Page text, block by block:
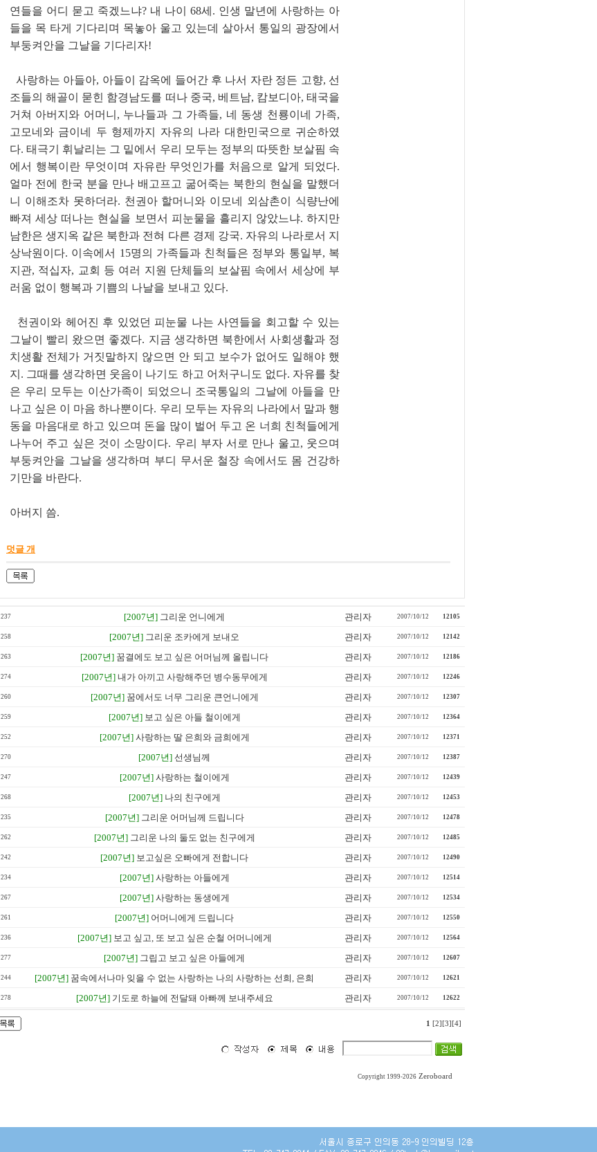
연들을 어디 묻고 죽겠느냐? 내 나이 68세. 인생 말년에 사랑하는 아
들을 목 타게 기다리며 목놓아 울고 있는데 살아서 통일의 광장에서
부둥켜안을 그날을 기다리자!
사랑하는 아들아, 아들이 감옥에 들어간 후 나서 자란 정든 고향, 선
조들의 해골이 묻힌 함경남도를 떠나 중국, 베트남, 캄보디아, 태국을
거쳐 아버지와 어머니, 누나들과 그 가족들, 네 동생 천룡이네 가족,
고모네와 금이네 두 형제까지 자유의 나라 대한민국으로 귀순하였
다. 태극기 휘날리는 그 밑에서 우리 모두는 정부의 따뜻한 보살핌 속
에서 행복이란 무엇이며 자유란 무엇인가를 처음으로 알게 되었다.
얼마 전에 한국 분을 만나 배고프고 굶어죽는 북한의 현실을 말했더
니 이해조차 못하더라. 천권아 할머니와 이모네 외삼촌이 식량난에
빠져 세상 떠나는 현실을 보면서 피눈물을 흘리지 않았느냐. 하지만
남한은 생지옥 같은 북한과 전혀 다른 경제 강국. 자유의 나라로서 지
상낙원이다. 이속에서 15명의 가족들과 친척들은 정부와 통일부, 복
지관, 적십자, 교회 등 여러 지원 단체들의 보살핌 속에서 세상에 부
러움 없이 행복과 기쁨의 나날을 보내고 있다.
천권이와 헤어진 후 있었던 피눈물 나는 사연들을 회고할 수 있는
그날이 빨리 왔으면 좋겠다. 지금 생각하면 북한에서 사회생활과 정
치생활 전체가 거짓말하지 않으면 안 되고 보수가 없어도 일해야 했
지. 그때를 생각하면 웃음이 나기도 하고 어처구니도 없다. 자유를 찾
은 우리 모두는 이산가족이 되었으니 조국통일의 그날에 아들을 만
나고 싶은 이 마음 하나뿐이다. 우리 모두는 자유의 나라에서 말과 행
동을 마음대로 하고 있으며 돈을 많이 벌어 두고 온 너희 친척들에게
나누어 주고 싶은 것이 소망이다. 우리 부자 서로 만나 울고, 웃으며
부둥켜안을 그날을 생각하며 부디 무서운 철장 속에서도 몸 건강하
기만을 바란다.
아버지 씀.
덧글 개
237 [2007년] 그리운 언니에게 관리자 2007/10/12 12105
258 [2007년] 그리운 조카에게 보내오 관리자 2007/10/12 12142
263 [2007년] 꿈결에도 보고 싶은 어머님께 올립니다 관리자 2007/10/12 12186
274 [2007년] 내가 아끼고 사랑해주던 병수동무에게 관리자 2007/10/12 12246
260 [2007년] 꿈에서도 너무 그리운 큰언니에게 관리자 2007/10/12 12307
259 [2007년] 보고 싶은 아들 철이에게 관리자 2007/10/12 12364
252 [2007년] 사랑하는 딸 은희와 금희에게 관리자 2007/10/12 12371
270 [2007년] 선생님께 관리자 2007/10/12 12387
247 [2007년] 사랑하는 철이에게 관리자 2007/10/12 12439
268 [2007년] 나의 친구에게 관리자 2007/10/12 12453
235 [2007년] 그리운 어머님께 드립니다 관리자 2007/10/12 12478
262 [2007년] 그리운 나의 둘도 없는 친구에게 관리자 2007/10/12 12485
242 [2007년] 보고싶은 오빠에게 전합니다 관리자 2007/10/12 12490
234 [2007년] 사랑하는 아들에게 관리자 2007/10/12 12514
267 [2007년] 사랑하는 동생에게 관리자 2007/10/12 12534
261 [2007년] 어머니에게 드립니다 관리자 2007/10/12 12550
236 [2007년] 보고 싶고, 또 보고 싶은 순철 어머니에게 관리자 2007/10/12 12564
277 [2007년] 그립고 보고 싶은 아들에게 관리자 2007/10/12 12607
244 [2007년] 꿈속에서나마 잊을 수 없는 사랑하는 나의 사랑하는 선희, 은희 관리자 2007/10/12 12621
278 [2007년] 기도로 하늘에 전달돼 아빠께 보내주세요 관리자 2007/10/12 12622
1 [2] [3] [4]
Copyright 1999-2026 Zeroboard